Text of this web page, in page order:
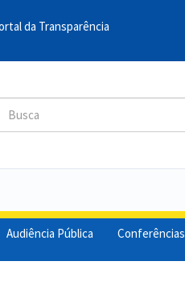
da Transparência
Audiência Pública Conferências